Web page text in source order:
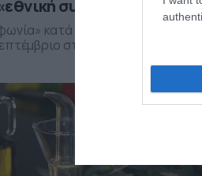
συμφωνία»
κατά της ακρίβειας
στην μάχη κατά της